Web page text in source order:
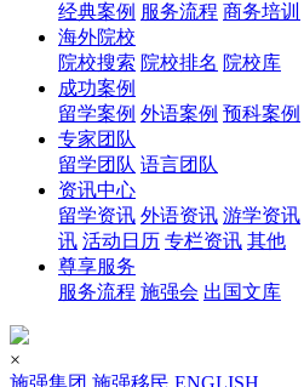
经典案例 服务流程 商务培训
海外院校
院校搜索 院校排名 院校库
成功案例
留学案例 外语案例 预科案例
专家团队
留学团队 语言团队
资讯中心
留学资讯 外语资讯 游学资讯
讯 活动日历 专栏资讯 其他
尊享服务
服务流程 施强会 出国文库
×
施强集团 施强移民 ENGLISH